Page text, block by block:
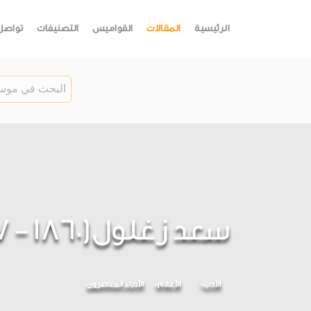
الرئيسية المقالات القواميس التصنيفات
سعد زغلول(1860 - 1927)
الأدب الأعلام الأدباء المعاصرون